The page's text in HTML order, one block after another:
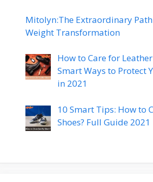
Mitolyn:The Extraordinary
Weight Transformation
How to Care for Leather
Smart Ways to Protect
in 2021
10 Smart Tips: How to
Shoes? Full Guide 2021